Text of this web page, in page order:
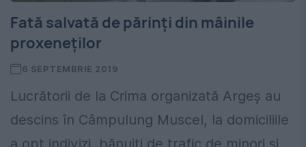
Fată salvată de părinți din mâinile
proxeneților
6 SEPTEMBRIE 2019
Lucrătorii de la Crima organizată Argeș au
descins în Câmpulung Muscel, la domiciliile